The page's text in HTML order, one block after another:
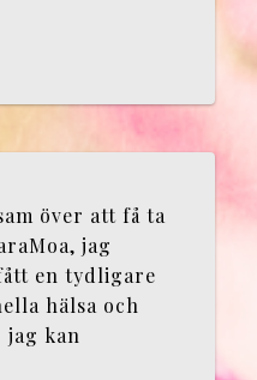
över att få ta
jag
en tydligare
hälsa och
kan